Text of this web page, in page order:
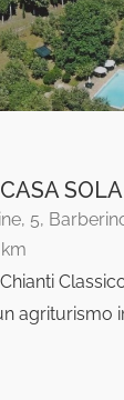
SOLA
5,
agriturismo